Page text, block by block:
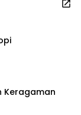
Keragaman